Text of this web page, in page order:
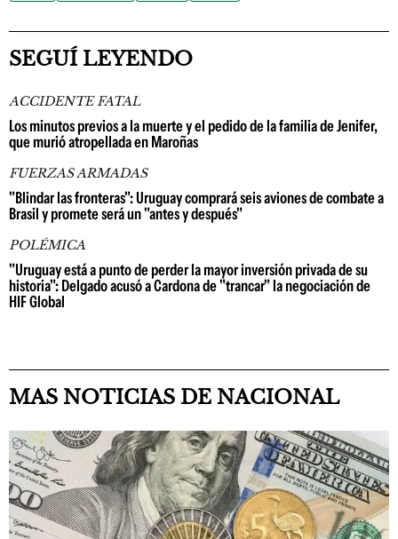
SEGUÍ LEYENDO
ACCIDENTE FATAL
Los minutos previos a la muerte y el pedido de la familia de Jenifer,
que murió atropellada en Maroñas
FUERZAS ARMADAS
"Blindar las fronteras": Uruguay comprará seis aviones de combate a
Brasil y promete será un "antes y después"
POLÉMICA
"Uruguay está a punto de perder la mayor inversión privada de su
historia": Delgado acusó a Cardona de "trancar" la negociación de
HIF Global
MAS NOTICIAS DE NACIONAL